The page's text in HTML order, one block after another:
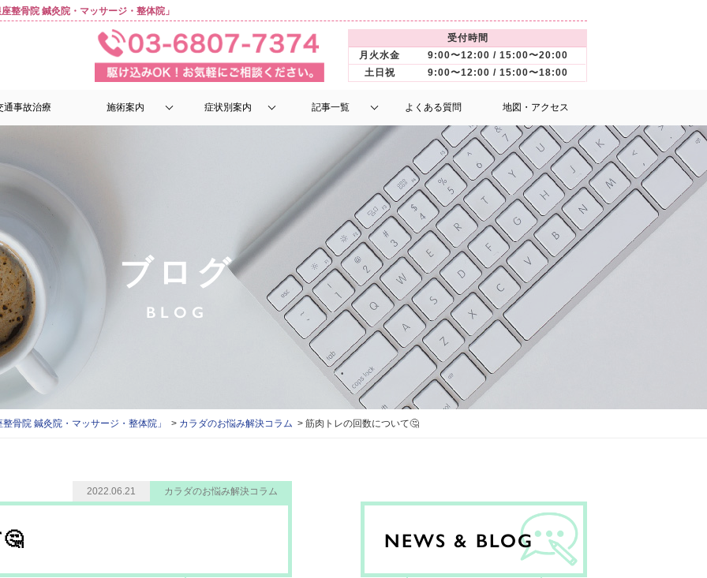
整骨院 鍼灸院・マッサージ・整体院」
受付時間
月火水金
9:00〜12:00 / 15:00〜20:00
土日祝
9:00〜12:00 / 15:00〜18:00
通事故治療 施術案内 症状別案内 記事一覧 よくある質問 地図・アクセス
ブログ
BLOG
骨院 鍼灸院・マッサージ・整体院」 カラダのお悩み解決コラム 筋肉トレの回数について🤔
🤔
2022.06.21 カラダのお悩み解決コラム
NEWS & BLOG